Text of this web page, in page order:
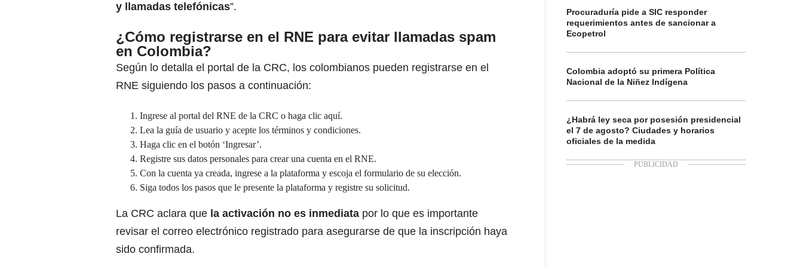
y llamadas telefónicas”.
¿Cómo registrarse en el RNE para evitar llamadas spam
en Colombia?
Según lo detalla el portal de la CRC, los colombianos pueden registrarse en el
RNE siguiendo los pasos a continuación:
Ingrese al portal del RNE de la CRC o haga clic aquí.
Lea la guía de usuario y acepte los términos y condiciones.
Haga clic en el botón ‘Ingresar’.
Registre sus datos personales para crear una cuenta en el RNE.
Con la cuenta ya creada, ingrese a la plataforma y escoja el formulario de su elección.
Siga todos los pasos que le presente la plataforma y registre su solicitud.
La CRC aclara que la activación no es inmediata por lo que es importante
revisar el correo electrónico registrado para asegurarse de que la inscripción haya
sido confirmada.
Procuraduría pide a SIC responder
requerimientos antes de sancionar a
Ecopetrol
Colombia adoptó su primera Política
Nacional de la Niñez Indígena
¿Habrá ley seca por posesión presidencial
el 7 de agosto? Ciudades y horarios
oficiales de la medida